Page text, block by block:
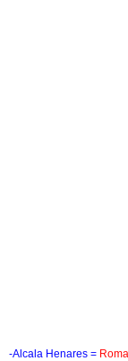
-Alcala Henares =